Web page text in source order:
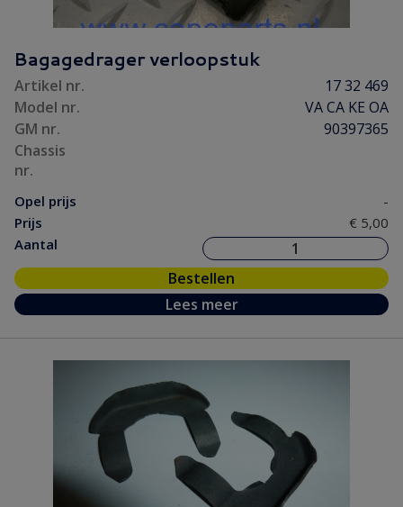
Bagagedrager verloopstuk
Artikel nr.
17 32 469
Model nr.
VA CA KE OA
GM nr.
90397365
Chassis
nr.
Opel prijs
-
Prijs
€ 5,00
Aantal
Bestellen
Lees meer